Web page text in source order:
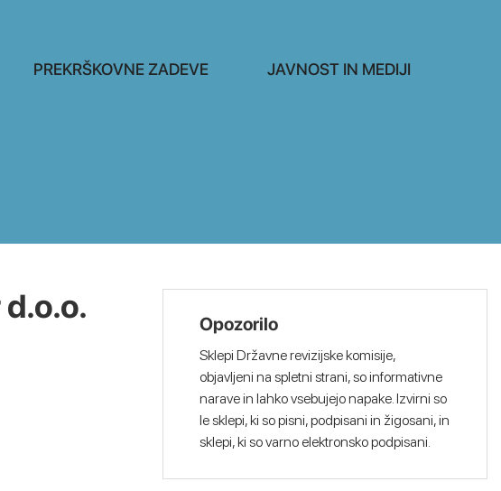
PREKRŠKOVNE ZADEVE
JAVNOST IN MEDIJI
Opozorilo
Sklepi Državne revizijske komisije,
objavljeni na spletni strani, so informativne
narave in lahko vsebujejo napake. Izvirni so
le sklepi, ki so pisni, podpisani in žigosani, in
sklepi, ki so varno elektronsko podpisani.